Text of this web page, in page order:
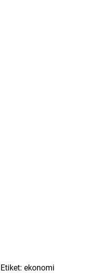
Etiket: ekonomi